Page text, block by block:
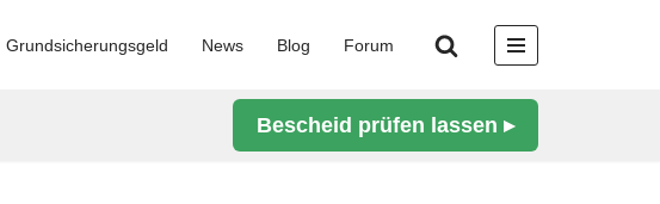
Grundsicherungsgeld News Blog Forum
Bescheid prüfen lassen ▸